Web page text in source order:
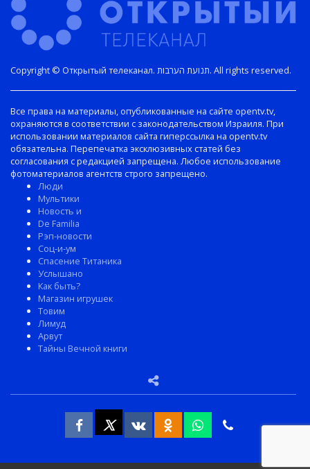
Copyright © Открытый телеканал. תנועת הערבות. All rights reserved.
Все права на материалы, опубликованные на сайте opentv.tv,
охраняются в соответствии с законодательством Израиля. При
использовании материалов сайта гиперссылка на opentv.tv
обязательна. Перепечатка эксклюзивных статей без
согласования с редакцией запрещена. Любое использование
фотоматериалов агентств строго запрещено.
Люди
Мультики
Новость и
De Familia
Рэп-новости
Соц-и-ум
Спасение Титаника
Услышано
Как быть?
Магазин игрушек
Товим
Лимуд
Арвут
Тайны Вечной книги